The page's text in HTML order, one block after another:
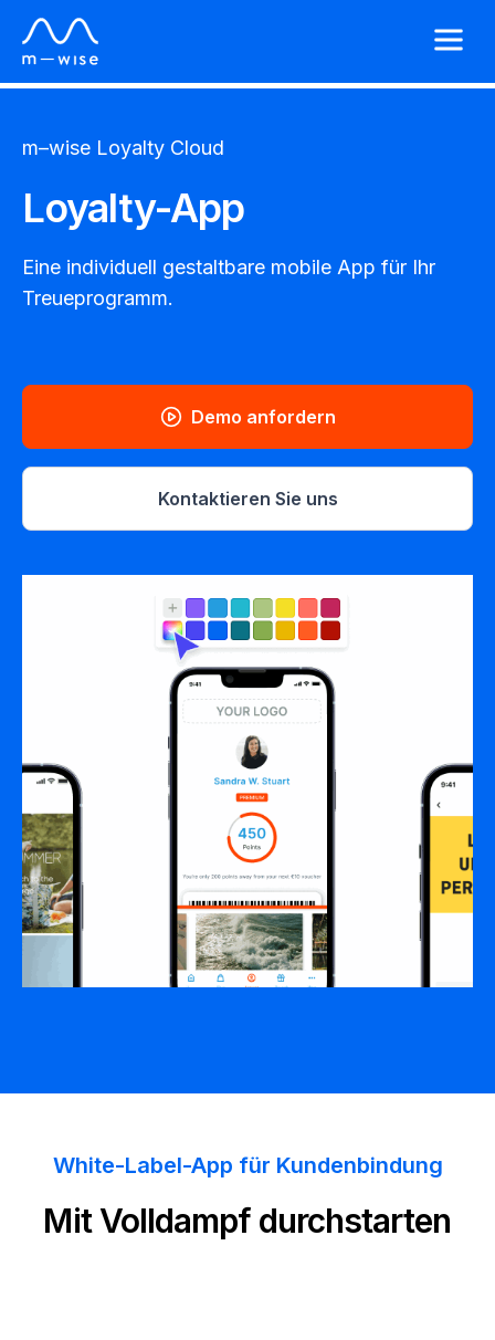
m–wise Loyalty Cloud
Loyalty-App
Eine individuell gestaltbare mobile App für Ihr
Treueprogramm.
Kontaktieren Sie uns
Demo anfordern
White-Label-App für Kundenbindung
Mit Volldampf durchstarten